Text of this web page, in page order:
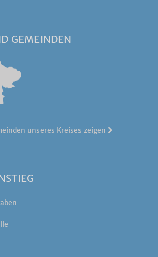
GEMEINDEN
unseres Kreises zeigen